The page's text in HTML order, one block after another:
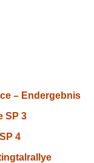
– Endergebnis
SP 3
4